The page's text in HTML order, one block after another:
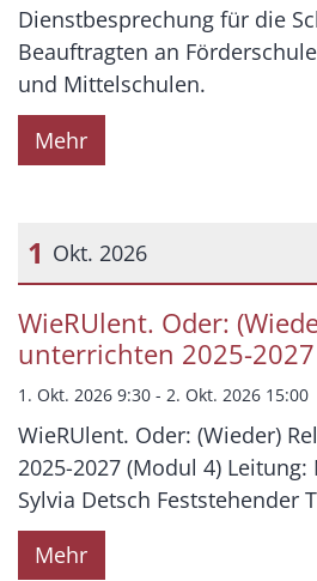
Dienstbesprechung für die
Beauftragten an
und Mittelschulen.
Mehr
1 Okt. 2026
Datum: 1. Oktober 2026
WieRUlent. Oder:
unterrichten 2025-
1. Okt. 2026 9:30 - 2. Okt. 2026 15:00
WieRUlent. Oder: (Wieder)
2025-2027 (Modul 4)
Sylvia Detsch Feststehender
Mehr